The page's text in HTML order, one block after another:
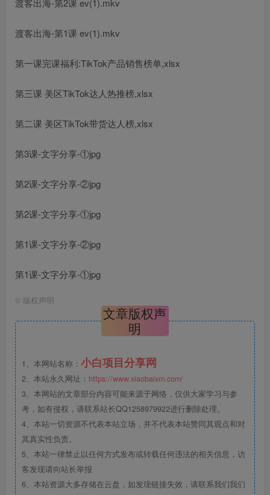
渡客出海-第2课 ev(1).mkv
渡客出海-第1课 ev(1).mkv
第一课完课福利:TikTok产品销售榜单,xlsx
第三课 美区TikTok达人热推榜,xlsx
第二课 美区TikTok带货达人榜,xlsx
第3课-文字分享-①jpg
第2课-文字分享-②jpg
第2课-文字分享-①jpg
第1课-文字分享-②jpg
第1课-文字分享-①jpg
© 版权声明
文章版权声
明
1、本网站名称： 小白项目分享网
2、本站永久网址： https://www.xiaobaixm.com/
3、本网站的文章部分内容可能来源于网络，仅供大家学习与参
考，如有侵权，请联系站长QQ1258979922进行删除处理。
4、本站一切资源不代表本站立场，并不代表本站赞同其观点和对
其真实性负责。
5、本站一律禁止以任何方式发布或转载任何违法的相关信息，访
客发现请向站长举报
6、本站资源大多存储在云盘，如发现链接失效，请联系我们我们